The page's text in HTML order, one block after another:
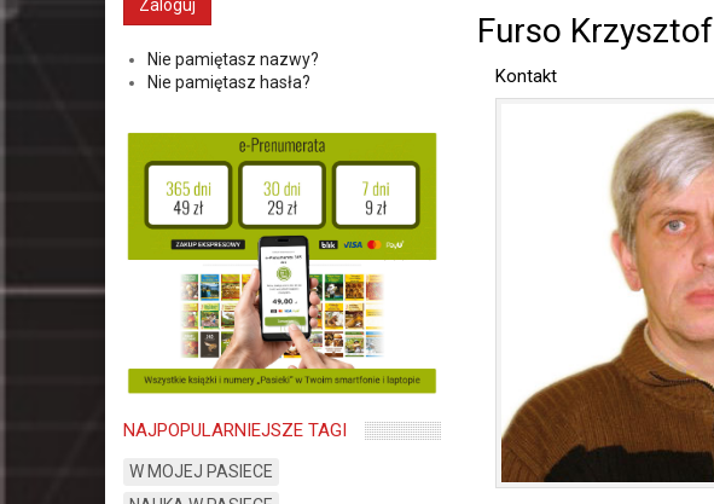
Furso Krzysztof
Kontakt
Nie pamiętasz nazwy?
Nie pamiętasz hasła?
NAJPOPULARNIEJSZE TAGI
W MOJEJ PASIECE